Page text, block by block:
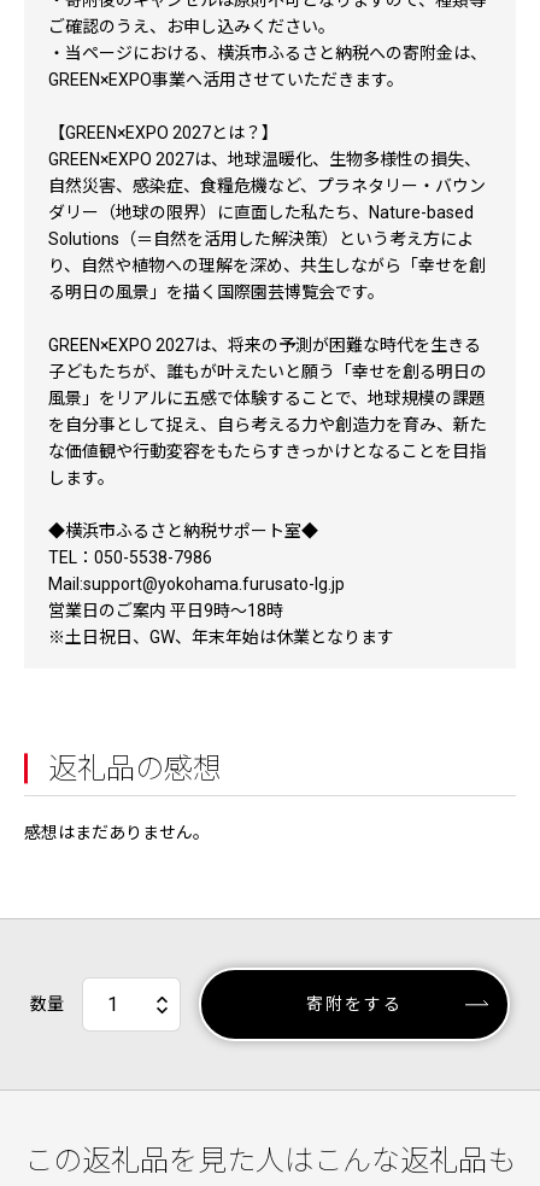
ご確認のうえ、お申し込みください。
・当ページにおける、横浜市ふるさと納税への寄附金は、
GREEN×EXPO事業へ活用させていただきます。
【GREEN×EXPO 2027とは？】
GREEN×EXPO 2027は、地球温暖化、生物多様性の損失、
自然災害、感染症、食糧危機など、プラネタリー・バウン
ダリー（地球の限界）に直面した私たち、Nature-based
Solutions（＝自然を活用した解決策）という考え方によ
り、自然や植物への理解を深め、共生しながら「幸せを創
る明日の風景」を描く国際園芸博覧会です。
GREEN×EXPO 2027は、将来の予測が困難な時代を生きる
子どもたちが、誰もが叶えたいと願う「幸せを創る明日の
風景」をリアルに五感で体験することで、地球規模の課題
を自分事として捉え、自ら考える力や創造力を育み、新た
な価値観や行動変容をもたらすきっかけとなることを目指
します。
◆横浜市ふるさと納税サポート室◆
TEL：050-5538-7986
Mail:support@yokohama.furusato-lg.jp
営業日のご案内 平日9時〜18時
※土日祝日、GW、年末年始は休業となります
返礼品の感想
感想はまだありません。
数量 寄附をする
この返礼品を見た人はこんな返礼品も